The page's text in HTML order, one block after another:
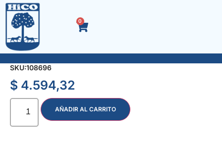
0
ROLDANA DE CHAPA 25 mm. x Doc.
SKU:108696
$ 4.594,32
AÑADIR AL CARRITO